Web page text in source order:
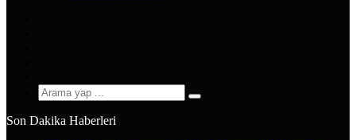
Arama
Son Dakika Haberleri